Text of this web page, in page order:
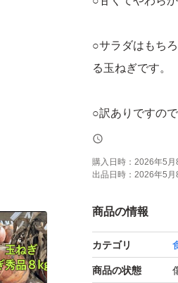
○サラダはもち
る玉ねぎです。
○訳ありですの
○写真は訳あり
ます。
いたします。ま
したまま（土な
購入日時： 2026年5月
出品日時： 2026年5月
商品の情報
カテゴリ
商品の状態